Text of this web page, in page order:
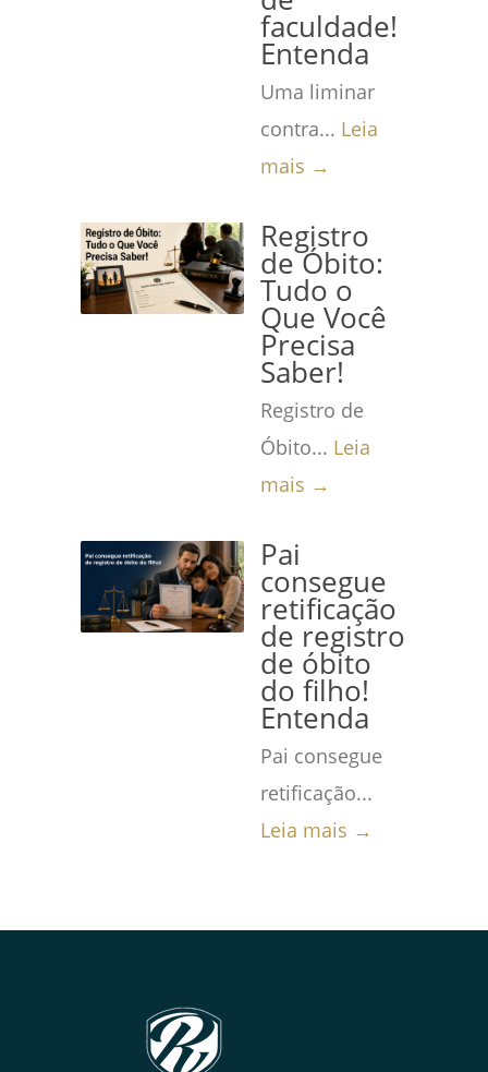
faculdade!
Entenda
Uma liminar
contra... Leia
mais →
Registro
de Óbito:
Tudo o
Que Você
Precisa
Saber!
Registro de
Óbito... Leia
mais →
Pai
consegue
retificação
de registro
de óbito
do filho!
Entenda
Pai consegue
retificação...
Leia mais →